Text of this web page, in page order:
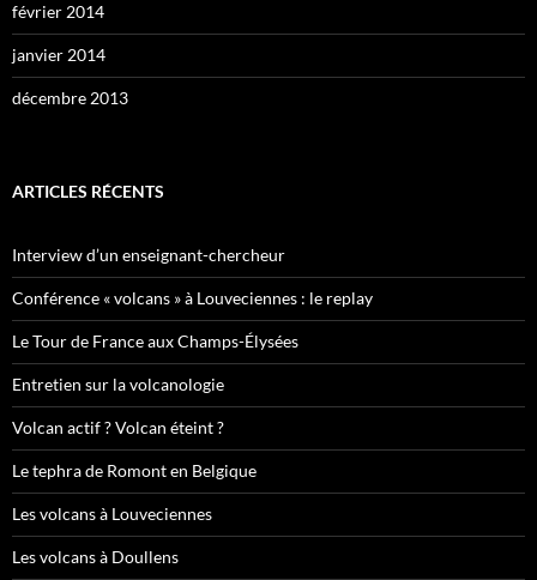
février 2014
janvier 2014
décembre 2013
ARTICLES RÉCENTS
Interview d’un enseignant-chercheur
Conférence « volcans » à Louveciennes : le replay
Le Tour de France aux Champs-Élysées
Entretien sur la volcanologie
Volcan actif ? Volcan éteint ?
Le tephra de Romont en Belgique
Les volcans à Louveciennes
Les volcans à Doullens